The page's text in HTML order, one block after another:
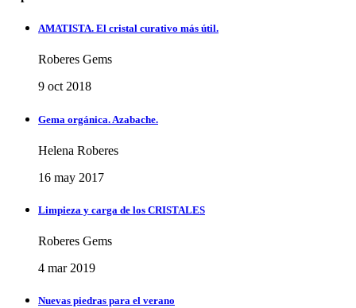
AMATISTA. El cristal curativo más útil.
Roberes Gems
9 oct 2018
Gema orgánica. Azabache.
Helena Roberes
16 may 2017
Limpieza y carga de los CRISTALES
Roberes Gems
4 mar 2019
Nuevas piedras para el verano